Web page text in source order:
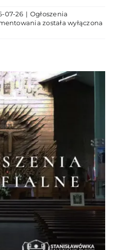
07-26 | Ogłoszenia
XVII
została wyłączona